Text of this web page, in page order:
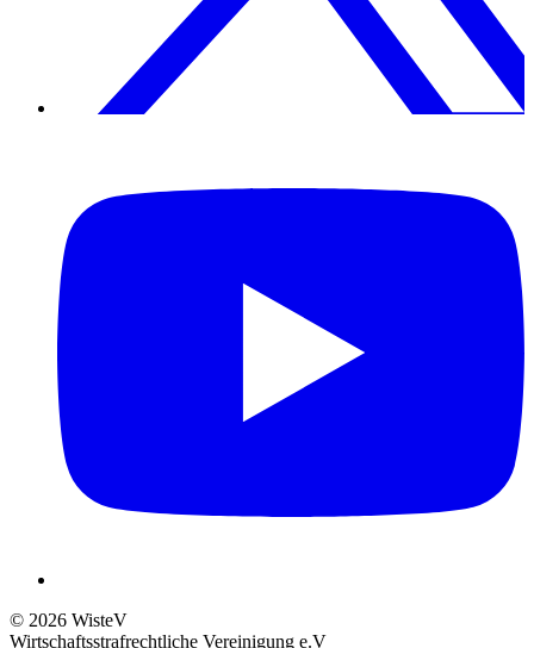
© 2026 WisteV
Wirtschaftsstrafrechtliche Vereinigung e.V